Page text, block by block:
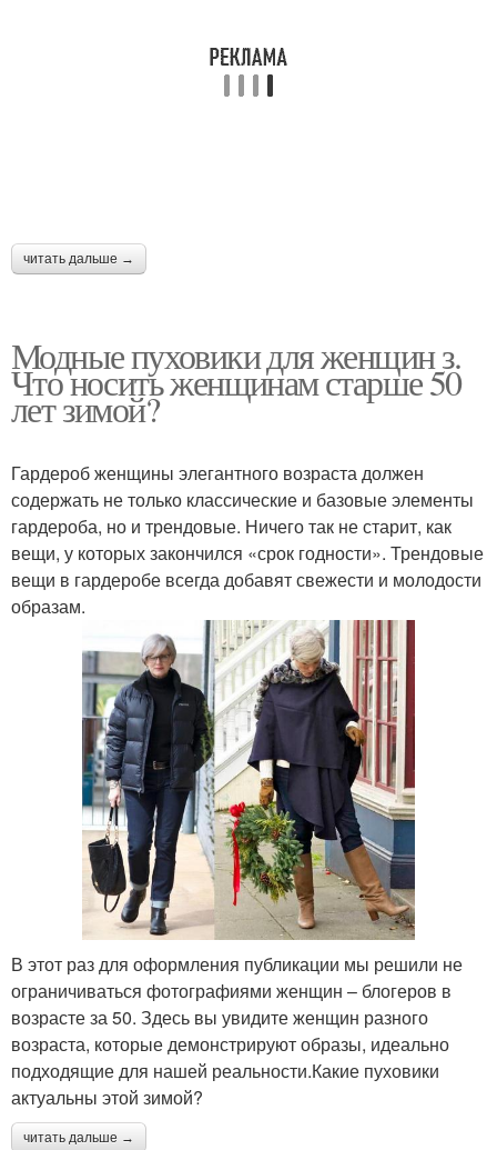
читать дальше →
Модные пуховики для женщин з.
Что носить женщинам старше 50
лет зимой?
Гардероб женщины элегантного возраста должен
содержать не только классические и базовые элементы
гардероба, но и трендовые. Ничего так не старит, как
вещи, у которых закончился «срок годности». Трендовые
вещи в гардеробе всегда добавят свежести и молодости
образам.
В этот раз для оформления публикации мы решили не
ограничиваться фотографиями женщин – блогеров в
возрасте за 50. Здесь вы увидите женщин разного
возраста, которые демонстрируют образы, идеально
подходящие для нашей реальности.Какие пуховики
актуальны этой зимой?
читать дальше →